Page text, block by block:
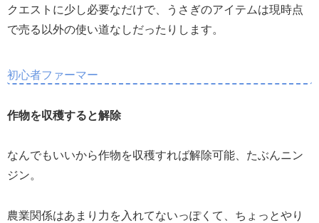
クエストに少し必要なだけで、うさぎのアイテムは現時点
で売る以外の使い道なしだったりします。
初心者ファーマー
作物を収穫すると解除
なんでもいいから作物を収穫すれば解除可能、たぶんニン
ジン。
農業関係はあまり力を入れてないっぽくて、ちょっとやり